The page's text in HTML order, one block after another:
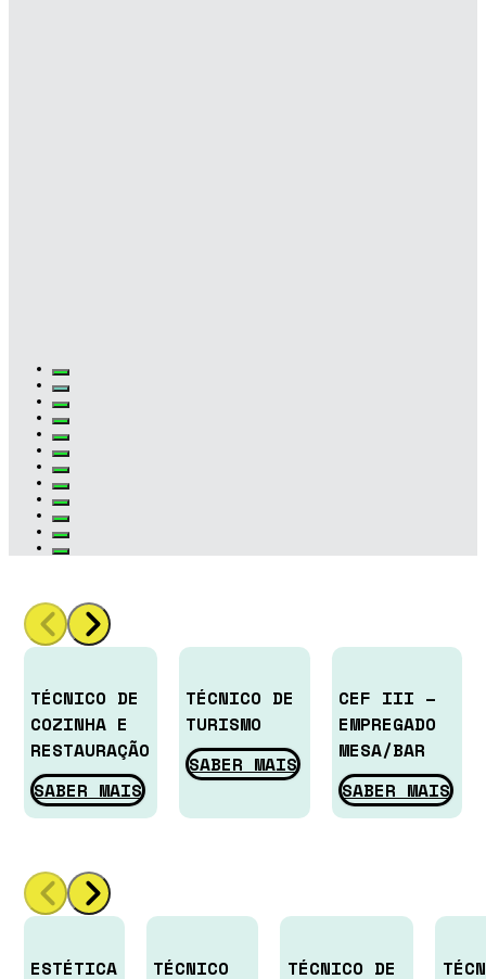
TÉCNICO DE
COZINHA E
RESTAURAÇÃO
SABER MAIS
TÉCNICO DE
TURISMO
SABER MAIS
CEF III –
EMPREGADO
MESA/BAR
SABER MAIS
ESTÉTICA
TÉCNICO
TÉCNICO DE